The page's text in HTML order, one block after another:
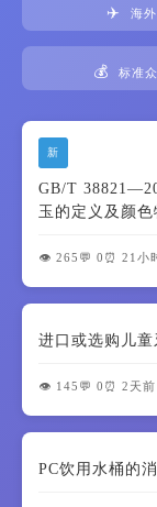
✈️ 海外
💰 标准
新
GB/T
玉的定义及颜
👁️ 265 💬 0 ⏰ 21小
进口或选购儿童
👁️ 145 💬 0 ⏰ 2天前
PC饮用水桶的